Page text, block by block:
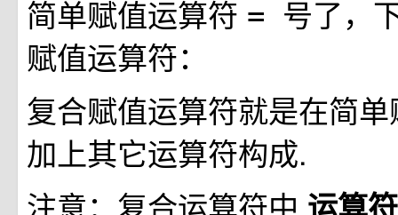
简单赋值运算符 = 号了，
赋值运算符：
复合赋值运算符就是在简
加上其它运算符构成.
注意：复合运算符中 运算